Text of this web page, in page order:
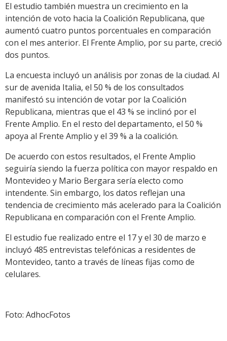
El estudio también muestra un crecimiento en la
intención de voto hacia la Coalición Republicana, que
aumentó cuatro puntos porcentuales en comparación
con el mes anterior. El Frente Amplio, por su parte, creció
dos puntos.
La encuesta incluyó un análisis por zonas de la ciudad. Al
sur de avenida Italia, el 50 % de los consultados
manifestó su intención de votar por la Coalición
Republicana, mientras que el 43 % se inclinó por el
Frente Amplio. En el resto del departamento, el 50 %
apoya al Frente Amplio y el 39 % a la coalición.
De acuerdo con estos resultados, el Frente Amplio
seguiría siendo la fuerza política con mayor respaldo en
Montevideo y Mario Bergara sería electo como
intendente. Sin embargo, los datos reflejan una
tendencia de crecimiento más acelerado para la Coalición
Republicana en comparación con el Frente Amplio.
El estudio fue realizado entre el 17 y el 30 de marzo e
incluyó 485 entrevistas telefónicas a residentes de
Montevideo, tanto a través de líneas fijas como de
celulares.
Foto: AdhocFotos